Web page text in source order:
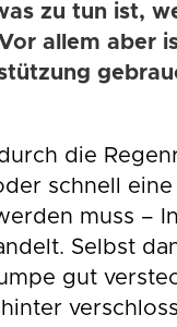
zu tun ist,
allem aber
die
schnell eine
muss –
Selbst
gut